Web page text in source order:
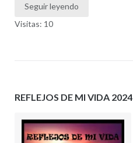
Seguir leyendo
Visitas: 10
REFLEJOS DE MI VIDA 2024